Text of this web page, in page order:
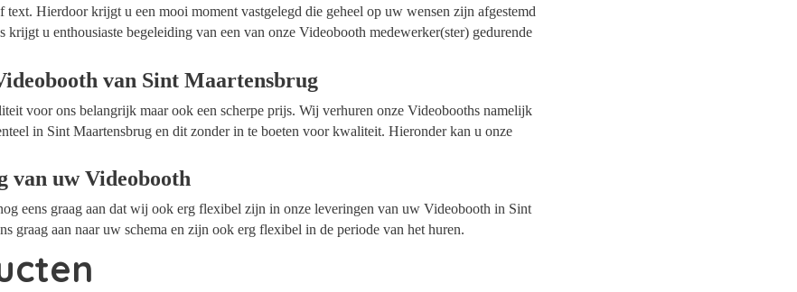
text. Hierdoor krijgt u een mooi moment vastgelegd die geheel op uw wensen zijn afgestemd
krijgt u enthousiaste begeleiding van een van onze Videobooth medewerker(ster) gedurende
van Sint Maartensbrug
voor ons belangrijk maar ook een scherpe prijs. Wij verhuren onze Videobooths namelijk
in Sint Maartensbrug en dit zonder in te boeten voor kwaliteit. Hieronder kan u onze
van uw Videobooth
eens graag aan dat wij ook erg flexibel zijn in onze leveringen van uw Videobooth in Sint
graag aan naar uw schema en zijn ook erg flexibel in de periode van het huren.